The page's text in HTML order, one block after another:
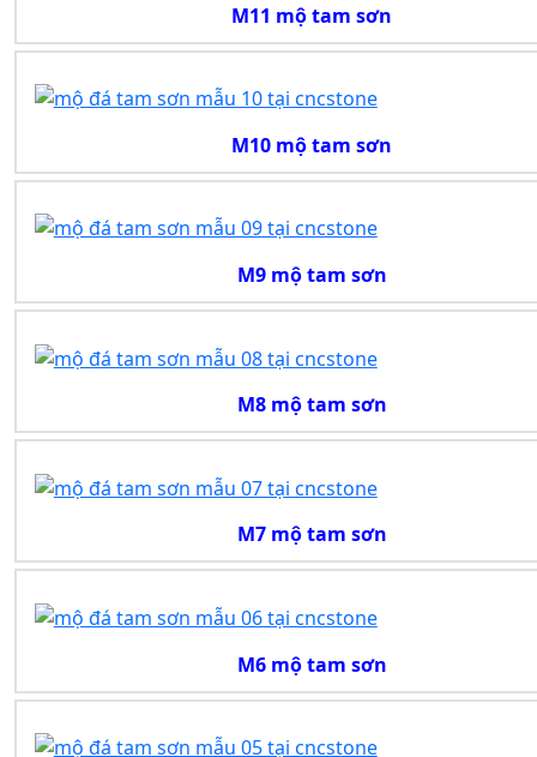
M11 mộ tam sơn
M10 mộ tam sơn
M9 mộ tam sơn
M8 mộ tam sơn
M7 mộ tam sơn
M6 mộ tam sơn